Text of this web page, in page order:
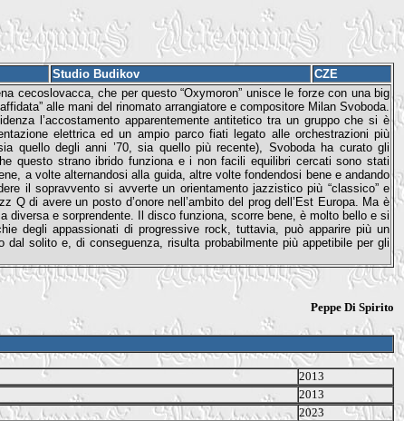
Studio Budikov
CZE
cecoslovacca, che per questo “Oxymoron” unisce le forze con una big
alle mani del rinomato arrangiatore e compositore Milan Svoboda.
l’accostamento apparentemente antitetico tra un gruppo che si è
elettrica ed un ampio parco fiati legato alle orchestrazioni più
quello degli anni ’70, sia quello più recente), Svoboda ha curato gli
questo strano ibrido funziona e i non facili equilibri cercati sono stati
a volte alternandosi alla guida, altre volte fondendosi bene e andando
il sopravvento si avverte un orientamento jazzistico più “classico” e
Q di avere un posto d’onore nell’ambito del prog dell’Est Europa. Ma è
diversa e sorprendente. Il disco funziona, scorre bene, è molto bello e si
degli appassionati di progressive rock, tuttavia, può apparire più un
solito e, di conseguenza, risulta probabilmente più appetibile per gli
Peppe Di Spirito
2013
2013
2023